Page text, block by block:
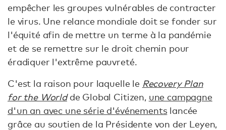
empêcher les groupes vulnérables de contracter
le virus. Une relance mondiale doit se fonder sur
l'équité afin de mettre un terme à la pandémie
et de se remettre sur le droit chemin pour
éradiquer l'extrême pauvreté.
C'est la raison pour laquelle le Recovery Plan
for the Worldde Global Citizen, une campagne
d'un an avec une série d'événementslancée
grâce au soutien de la Présidente von der Leyen,